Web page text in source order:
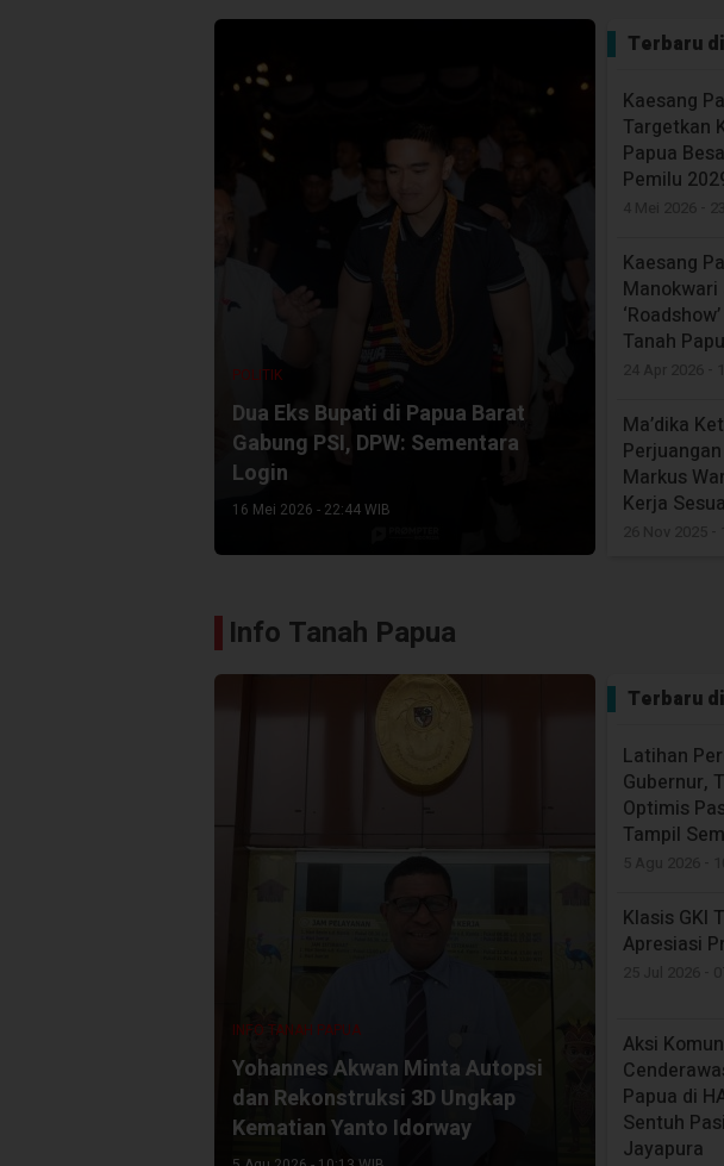
POLITIK
Dua Eks Bupati di Papua Barat
Gabung PSI, DPW: Sementara
Login
16 Mei 2026 - 22:44 WIB
Terbaru di
Kaesang
Targetkan
Papua
Pemilu
Kaesang
Tanah
Ma’dika
Markus
Kerja
Anshar
Arius
Bintuni
18 Nov 2025 -
Info Tanah Papua
INFO TANAH PAPUA
Yohannes Akwan Minta Autopsi
dan Rekonstruksi 3D Ungkap
Kematian Yanto Idorway
Terbaru di
Latihan
Gubernur,
Optimis
Tampil
Klasis GKI
Apresiasi
Aksi
Papua di
Sentuh
Jayapura